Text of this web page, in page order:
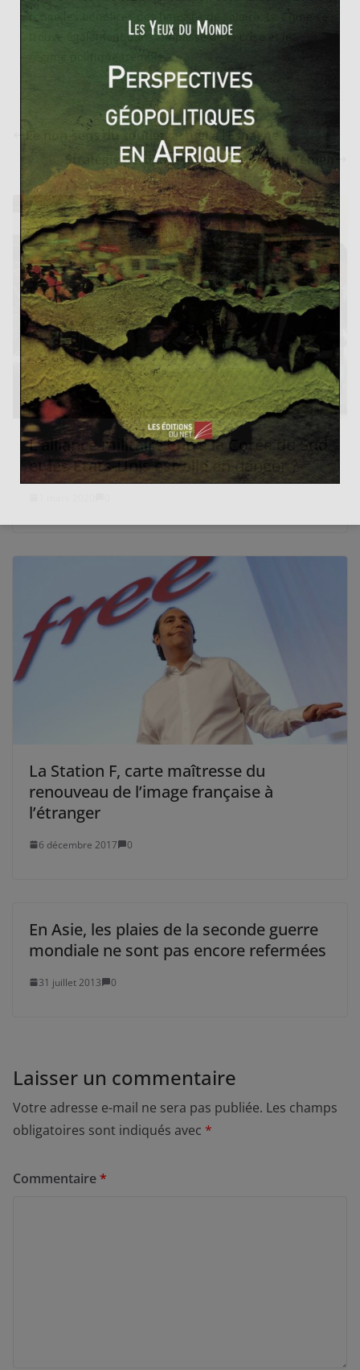
ronge les bénéfices des hausses de salaire. La Chine se
trouve également dans l’impasse de la crise et le
régime politique tremble.
Le non-sens du soutien actuel à l’Espagne
Stratégie perdante pour Al Qaeda au Yémen
L’alliance militaire entre la Corée du Sud
et les Etats-Unis est-elle en danger ?
La Station F, carte maîtresse du
renouveau de l’image française à
l’étranger
6 décembre 2017 0
En Asie, les plaies de la seconde guerre
mondiale ne sont pas encore refermées
31 juillet 2013 0
Laisser un commentaire
Votre adresse e-mail ne sera pas publiée. Les champs
obligatoires sont indiqués avec *
Commentaire*